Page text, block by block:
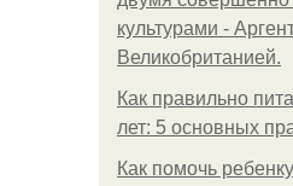
культурами -
Великобританией.
Как правильно
лет: 5 основных
Как помочь